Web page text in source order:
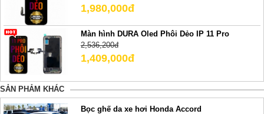
1,980,000đ
Màn hình DURA Oled Phôi Dẻo IP 11 Pro
2,536,200đ
1,409,000đ
SẢN PHẢM KHÁC
Bọc ghế da xe hơi Honda Accord